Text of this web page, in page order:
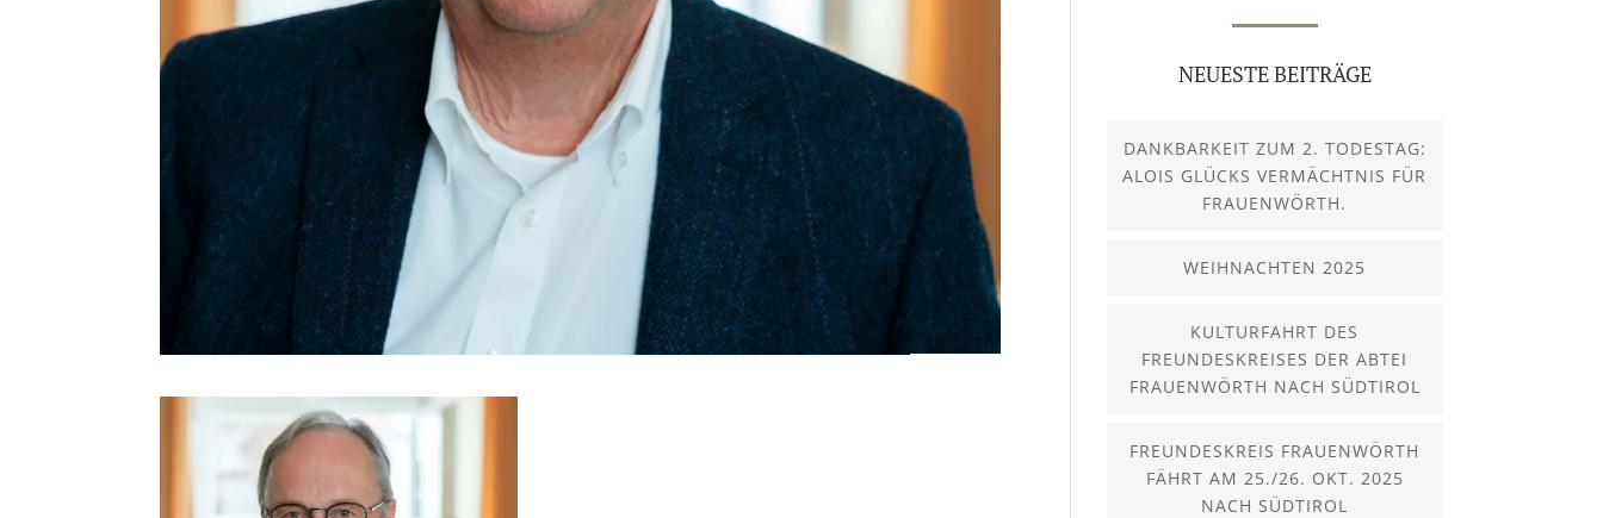
NEUESTE BEITRÄGE
DANKBARKEIT ZUM 2. TODESTAG:
ALOIS GLÜCKS VERMÄCHTNIS FÜR
FRAUENWÖRTH.
WEIHNACHTEN 2025
KULTURFAHRT DES
FREUNDESKREISES DER ABTEI
FRAUENWÖRTH NACH SÜDTIROL
FREUNDESKREIS FRAUENWÖRTH
FÄHRT AM 25./26. OKT. 2025
NACH SÜDTIROL